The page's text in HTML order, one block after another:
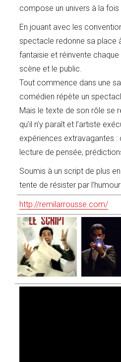
compose un univers à la
En jouant avec les
spectacle redonne sa place
fantaisie et réinvente
scène et le public.
Tout commence dans une
comédien répète un
Mais le texte de son rôle se
qu’il n’y paraît et l’artiste
expériences extravagantes :
lecture de pensée,
Soumis à un script de plus
tente de résister par
http://remilarrousse.com/